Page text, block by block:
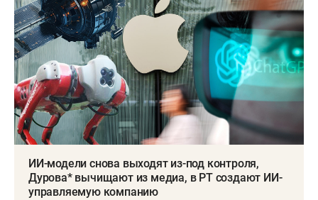
ИИ-модели снова выходят из-под контроля,
Дурова* вычищают из медиа, в РТ создают ИИ-
управляемую компанию